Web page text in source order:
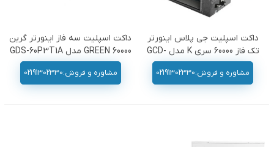
داکت اسپلیت جی پلاس اینورتر
تک فاز 60000 سری K مدل GCD-
60K6HR3
مشاوره و فروش:02191302330
داکت اسپلیت سه فاز اینورتر گرین
60000 GREEN مدل GDS-60P3T1A
مشاوره و فروش:02191302330